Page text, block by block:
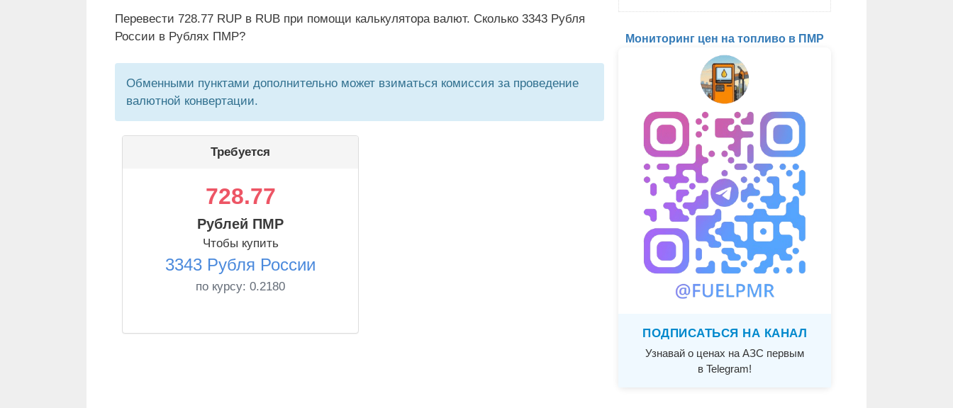
Перевести 728.77 RUP в RUB при помощи калькулятора валют. Сколько 3343 Рубля
России в Рублях ПМР?
Обменными пунктами дополнительно может взиматься комиссия за проведение
валютной конвертации.
Требуется
728.77
Рублей ПМР
Чтобы купить
3343 Рубля России
по курсу: 0.2180
Мониторинг цен на топливо в ПМР
ПОДПИСАТЬСЯ НА КАНАЛ
Узнавай о ценах на АЗС первым
в Telegram!